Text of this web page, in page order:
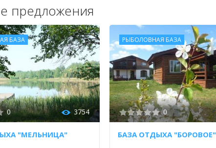
предложения
БАЗА
0 3754
"МЕЛЬНИЦА"
РЫБОЛОВНАЯ БАЗА
0
БАЗА ОТДЫХА "БОРОВОЕ"